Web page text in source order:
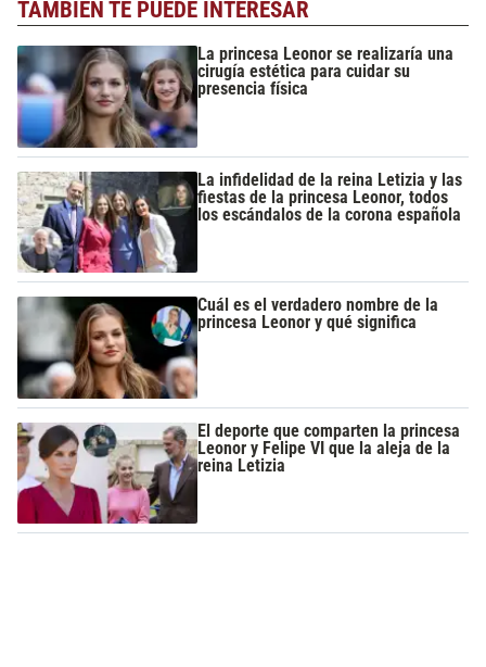
TAMBIÉN TE PUEDE INTERESAR
La princesa Leonor se realizaría una
cirugía estética para cuidar su
presencia física
La infidelidad de la reina Letizia y las
fiestas de la princesa Leonor, todos
los escándalos de la corona española
Cuál es el verdadero nombre de la
princesa Leonor y qué significa
El deporte que comparten la princesa
Leonor y Felipe VI que la aleja de la
reina Letizia